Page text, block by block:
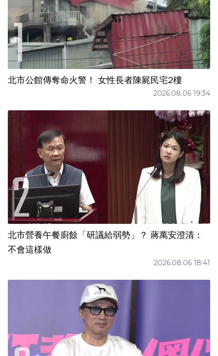
北市公館傳奪命火警！ 女性長者陳屍民宅2樓
2026.08.06 19:34
北市營養午餐廚餘「研議給弱勢」？ 蔣萬安澄清：
不會這樣做
2026.08.06 18:41